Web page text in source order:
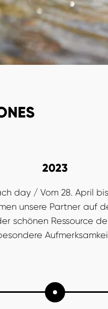
2023
day / Vom 28. April
unsere Partner auf
schönen Ressource